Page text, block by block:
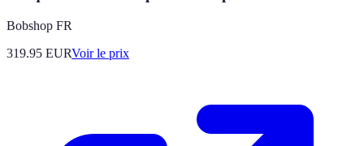
Bobshop FR
319.95 EURVoir le prix